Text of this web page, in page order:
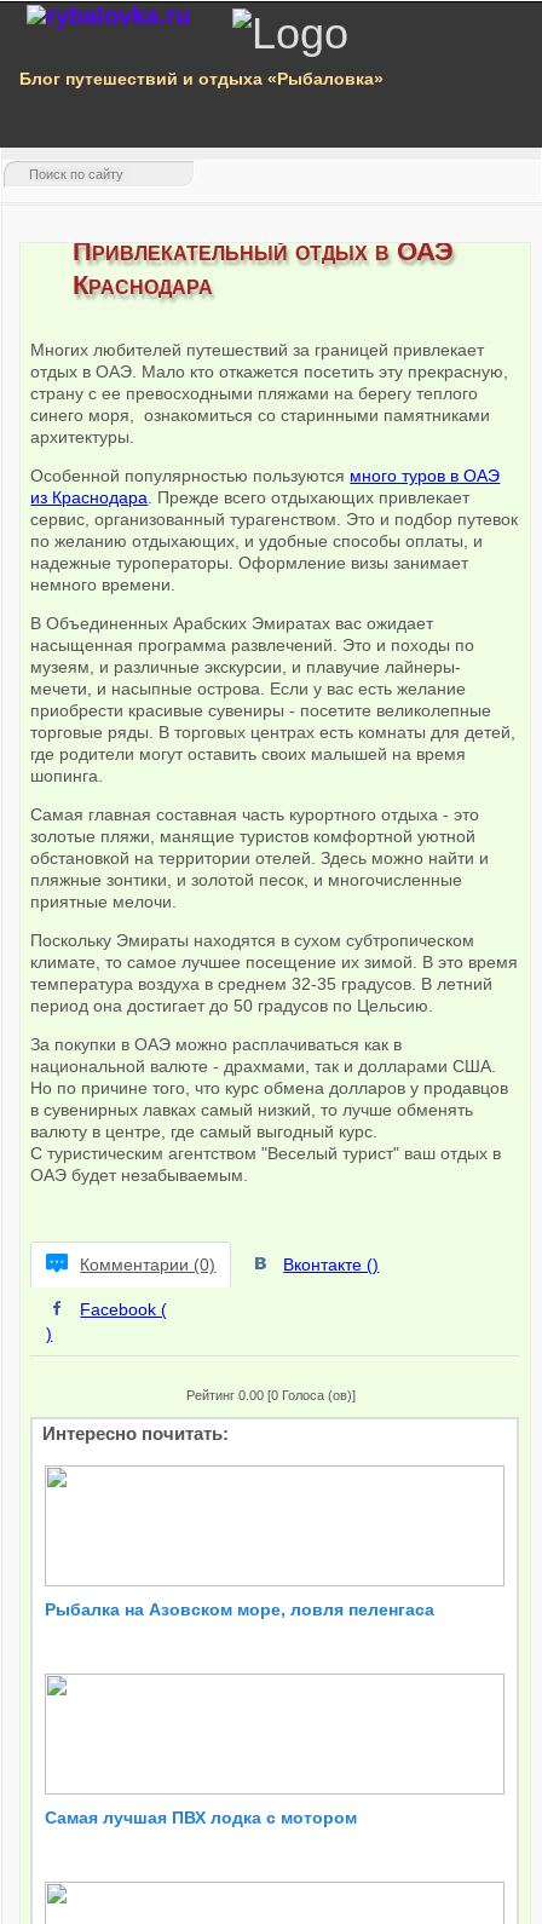
Блог путешествий и отдыха «Рыбаловка»
Привлекательный отдых в ОАЭ
Краснодара
Многих любителей путешествий за границей привлекает
отдых в ОАЭ. Мало кто откажется посетить эту прекрасную,
страну с ее превосходными пляжами на берегу теплого
синего моря, ознакомиться со старинными памятниками
архитектуры.
Особенной популярностью пользуются много туров в ОАЭ
из Краснодара. Прежде всего отдыхающих привлекает
сервис, организованный турагенством. Это и подбор путевок
по желанию отдыхающих, и удобные способы оплаты, и
надежные туроператоры. Оформление визы занимает
немного времени.
В Объединенных Арабских Эмиратах вас ожидает
насыщенная программа развлечений. Это и походы по
музеям, и различные экскурсии, и плавучие лайнеры-
мечети, и насыпные острова. Если у вас есть желание
приобрести красивые сувениры - посетите великолепные
торговые ряды. В торговых центрах есть комнаты для детей,
где родители могут оставить своих малышей на время
шопинга.
Самая главная составная часть курортного отдыха - это
золотые пляжи, манящие туристов комфортной уютной
обстановкой на территории отелей. Здесь можно найти и
пляжные зонтики, и золотой песок, и многочисленные
приятные мелочи.
Поскольку Эмираты находятся в сухом субтропическом
климате, то самое лучшее посещение их зимой. В это время
температура воздуха в среднем 32-35 градусов. В летний
период она достигает до 50 градусов по Цельсию.
За покупки в ОАЭ можно расплачиваться как в
национальной валюте - драхмами, так и долларами США.
Но по причине того, что курс обмена долларов у продавцов
в сувенирных лавках самый низкий, то лучше обменять
валюту в центре, где самый выгодный курс.
С туристическим агентством "Веселый турист" ваш отдых в
ОАЭ будет незабываемым.
Комментарии (0) Вконтакте ()
Facebook (
)
Рейтинг 0.00 [0 Голоса (ов)]
Интересно почитать:
Рыбалка на Азовском море, ловля пеленгаса
Самая лучшая ПВХ лодка с мотором